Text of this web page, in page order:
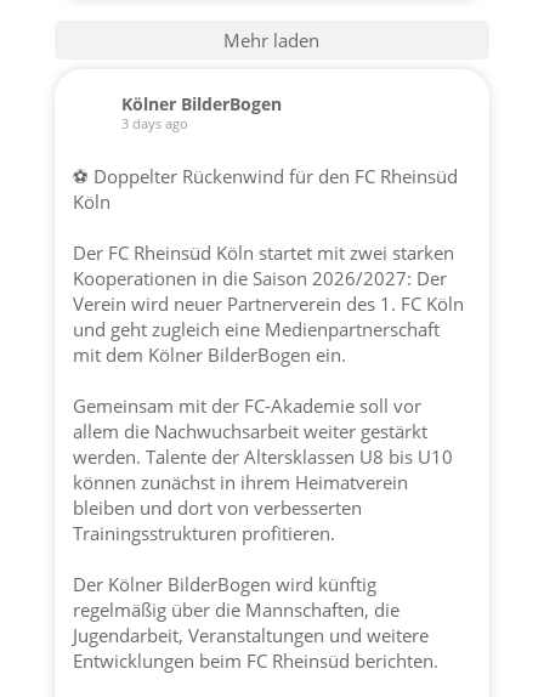
Mehr laden
Kölner BilderBogen
3 days ago
⚽ Doppelter Rückenwind für den FC Rheinsüd
Köln
Der FC Rheinsüd Köln startet mit zwei starken
Kooperationen in die Saison 2026/2027: Der
Verein wird neuer Partnerverein des 1. FC Köln
und geht zugleich eine Medienpartnerschaft
mit dem Kölner BilderBogen ein.
Gemeinsam mit der FC-Akademie soll vor
allem die Nachwuchsarbeit weiter gestärkt
werden. Talente der Altersklassen U8 bis U10
können zunächst in ihrem Heimatverein
bleiben und dort von verbesserten
Trainingsstrukturen profitieren.
Der Kölner BilderBogen wird künftig
regelmäßig über die Mannschaften, die
Jugendarbeit, Veranstaltungen und weitere
Entwicklungen beim FC Rheinsüd berichten.